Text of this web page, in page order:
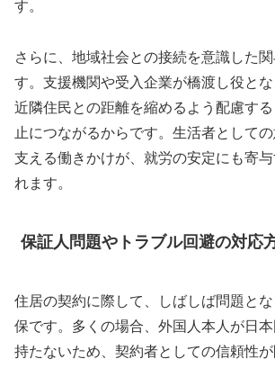
す。
さらに、地域社会との接続を意識した
す。支援機関や受入企業が橋渡し役と
近隣住民との距離を縮めるよう配慮す
止につながるからです。生活者として
支える働きかけが、就労の安定にも寄
れます。
保証人問題やトラブル回避の対応
住居の契約に際して、しばしば問題と
保です。多くの場合、外国人本人が日
持たないため、契約者としての信頼性